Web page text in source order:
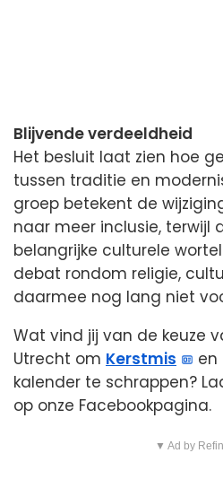
Blijvende verdeeldheid
Het besluit laat zien hoe
tussen traditie en
groep betekent de
naar meer inclusie, terwijl
belangrijke culturele
debat rondom religie,
daarmee nog lang niet
Wat vind jij van de keuze
Utrecht om Kerstmis
en
kalender te schrappen?
op onze Facebookpagina.
▼ Ad by